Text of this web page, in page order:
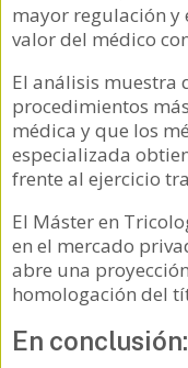
mayor regulación y
valor del médico
El análisis muestra
procedimientos
médica y que los
especializada
frente al ejercicio
El Máster en
en el mercado
abre una
homologación del
En conclusión: